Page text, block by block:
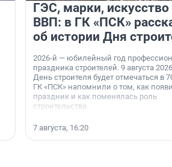
ГЭС, марки, искусство
ВВП: в ГК «ПСК»
об истории Дня
2026-й — юбилейный год
праздника строителей. 9 августа
День строителя будет отмечаться в
ГК «ПСК» напомнили о том, как
праздник и как поменялась роль
строительства.
7 августа, 16:20